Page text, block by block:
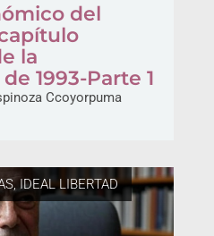
del
la
1993-Parte 1
Ccoyorpuma
,IDEAL LIBERTAD